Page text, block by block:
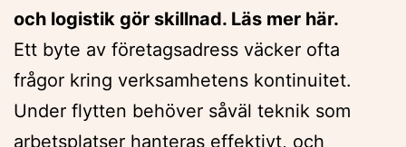
och logistik gör skillnad. Läs mer här.
Ett byte av företagsadress väcker ofta
frågor kring verksamhetens kontinuitet.
Under flytten behöver såväl teknik som
arbetsplatser hanteras effektivt, och